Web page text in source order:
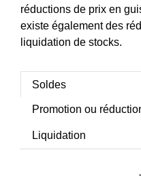
réductions de prix en
existe également des
liquidation de stocks.
Soldes
Promotion ou
Liquidation